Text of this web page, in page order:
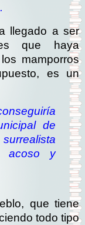
llegado a ser
que haya
mamporros
es un
de
acoso y
que tiene
todo tipo